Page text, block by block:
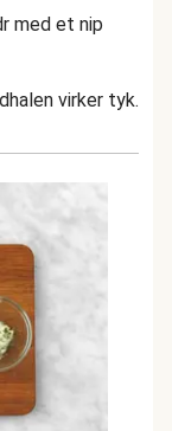
med et nip
virker tyk.